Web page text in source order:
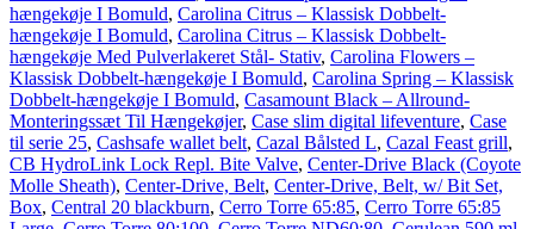
hængekøje I Bomuld, Carolina Citrus – Klassisk Dobbelt-
hængekøje I Bomuld, Carolina Citrus – Klassisk Dobbelt-
hængekøje Med Pulverlakeret Stål- Stativ, Carolina Flowers –
Klassisk Dobbelt-hængekøje I Bomuld, Carolina Spring – Klassisk
Dobbelt-hængekøje I Bomuld, Casamount Black – Allround-
Monteringssæt Til Hængekøjer, Case slim digital lifeventure, Case
til serie 25, Cashsafe wallet belt, Cazal Bålsted L, Cazal Feast grill,
CB HydroLink Lock Repl. Bite Valve, Center-Drive Black (Coyote
Molle Sheath), Center-Drive, Belt, Center-Drive, Belt, w/ Bit Set,
Box, Central 20 blackburn, Cerro Torre 65:85, Cerro Torre 65:85